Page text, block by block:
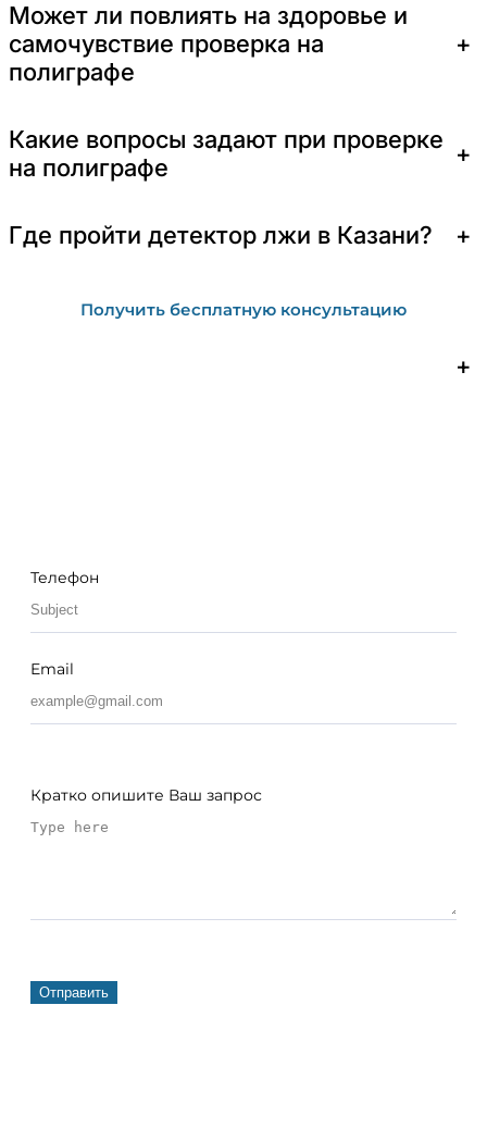
Может ли повлиять на здоровье и
самочувствие проверка на
полиграфе
+
Какие вопросы задают при проверке
на полиграфе
+
Где пройти детектор лжи в Казани? +
Получить бесплатную консультацию
+
Телефон
Email
Кратко опишите Ваш запрос
Отправить